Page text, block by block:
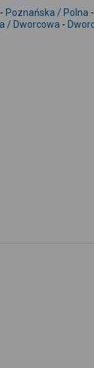
- Poznańska / Polna
/ Dworcowa -